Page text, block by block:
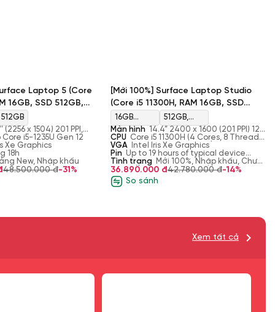
Laptop 5 (Core
16GB, SSD 512GB,
Màn 13.5'' 2.2K)
512GB
(2256 x 1504) 201 PPI,
pen support, Corning
glossy: yes, 60 Hz
Core i5-1235U Gen 12
Xe Graphics
18h
New, Nhập khẩu
48.500.000 đ-31%
[Mới 100%] Surface Laptop Studio
(Core i5 11300H, RAM 16GB, SSD
512GB, Intel Iris Xe Graphics, Màn
14.4” PixelSense)
16GB
LPDDR4x
4267MHz
512GB,
M.2, PCIe
NVMe, SSD
Màn hình 14.4” 2400 x 1600 (201 PPI) 120
Hz PixelSense™ Flow, Touch with Dolby
Vision, 500 nits
CPU Core i5 11300H (4 Cores, 8 Threads,
3.11 GHz to 4.40 GHz, 8 MB)
VGA
Intel Iris Xe Graphics
Pin Up to 19 hours of typical device
usage
Tình trạng
Mới 100%, Nhập khẩu, Chưa
bao gồm phím
36.890.000 đ42.780.000 đ-14%
So sánh
Xem tất cả